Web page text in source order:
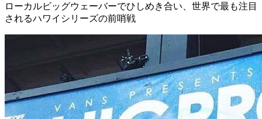
ローカルビッグウェーバーでひしめき合い、世界で最も注目
されるハワイシリーズの前哨戦